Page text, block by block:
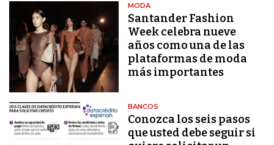
MODA
Santander Fashion
Week celebra nueve
años como una de las
plataformas de moda
más importantes
BANCOS
Conozca los seis pasos
que usted debe seguir si